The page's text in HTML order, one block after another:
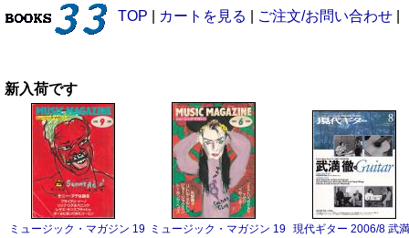
TOP カートを見る ご注文/お問い合わせ
新入荷です
ミュージック・マガジン 1983/9 サニー・アデミュージック・マガジン 1983/6 ボーイ・ジョージ
現代ギター 2006/8 武